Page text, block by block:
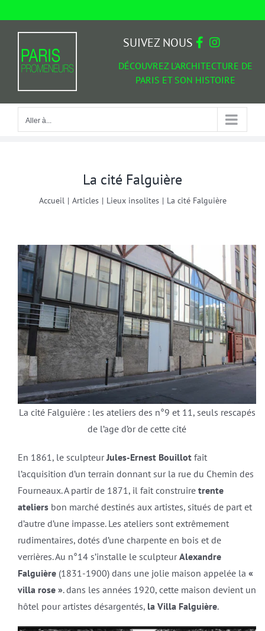
Aller à...
DÉCOUVREZ L'ARCHITECTURE DE
PARIS ET SON HISTOIRE
SUIVEZ NOUS
Aller à...
La cité Falguière
Accueil | Articles | Lieux insolites | La cité Falguière
La cité Falguière : les ateliers des n°9 et 11, seuls rescapés
de l’age d’or de cette cité
En 1861, le sculpteurJules-Ernest Bouillotfait
l’acquisition d’un terrain donnant sur la rue du Chemin des
Fourneaux. A partir de 1871, il fait construire trente
ateliers bon marché destinés aux artistes, situés de part et
d’autre d’une impasse. Les ateliers sont extrêmement
rudimentaires, dotés d’une charpente en bois et de
verrières. Au n°14 s’installe le sculpteurAlexandre
Falguière(1831-1900) dans une jolie maison appelée la «
villa rose ». dans les années 1920, cette maison devient un
hôtel pour artistes désargentés, la Villa Falguière.